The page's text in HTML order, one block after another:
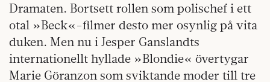
Dramaten. Bortsett rollen som polischef i ett
otal »Beck«-filmer desto mer osynlig på vita
duken. Men nu i Jesper Ganslandts
internationellt hyllade »Blondie« övertygar
Marie Göranzon som sviktande moder till tre